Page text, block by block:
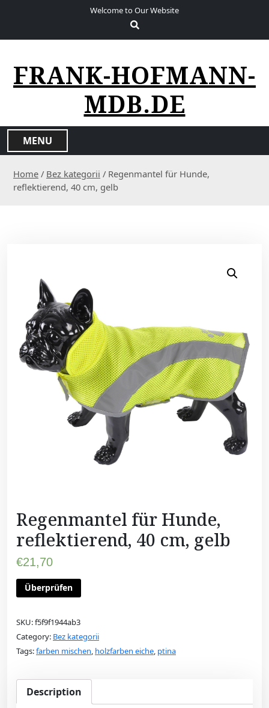
Welcome to Our Website
FRANK-HOFMANN-
MDB.DE
MENU
Home / Bez kategorii / Regenmantel für Hunde,
reflektierend, 40 cm, gelb
Regenmantel für Hunde,
reflektierend, 40 cm, gelb
€21,70
Überprüfen
SKU:f5f9f1944ab3
Category: Bez kategorii
Tags:farben mischen, holzfarben eiche, ptina
Description